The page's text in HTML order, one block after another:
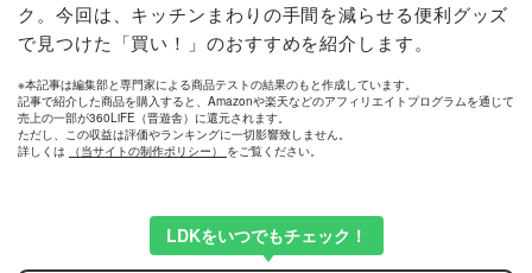
ク。今回は、キッチンまわりの手間を減らせる便利グッズ
で見つけた「買い！」のおすすめを紹介します。
※本記事は編集部と専門家による商品テストの結果のもと作成しています。
記事で紹介した商品を購入すると、Amazonや楽天などのアフィリエイトプログラムを通じて
売上の一部が360LiFE（晋遊舎）に還元されます。
ただし、この収益は評価やランキングに一切影響致しません。
詳しくは
（当サイトの制作ポリシー） をご覧ください。
LDKをいつでもチェック！